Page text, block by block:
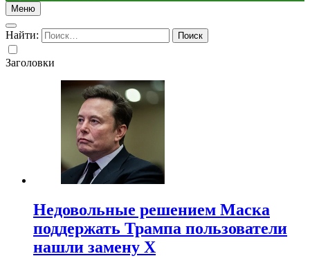
Меню
Найти:
Заголовки
Недовольные решением Маска
поддержать Трампа пользователи
нашли замену X